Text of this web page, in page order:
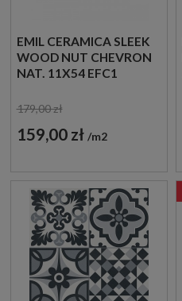
EMIL CERAMICA SLEEK
WOOD NUT CHEVRON
NAT. 11X54 EFC1
DREWNOPODOBNA
179,00 zł
159,00 zł m2